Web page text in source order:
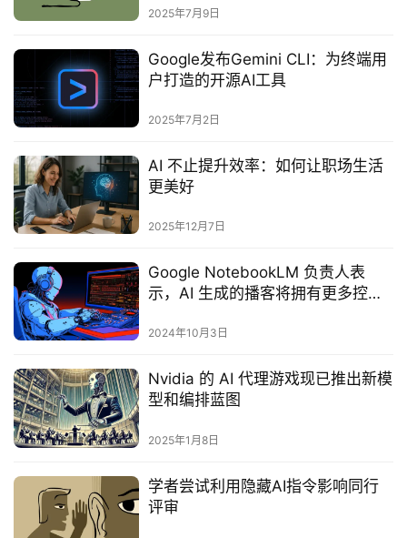
2025年7月9日
Google发布Gemini CLI：为终端用
户打造的开源AI工具
2025年7月2日
AI 不止提升效率：如何让职场生活
更美好
2025年12月7日
Google NotebookLM 负责人表
示，AI 生成的播客将拥有更多控制
2024年10月3日
Nvidia 的 AI 代理游戏现已推出新模
型和编排蓝图
2025年1月8日
学者尝试利用隐藏AI指令影响同行
评审